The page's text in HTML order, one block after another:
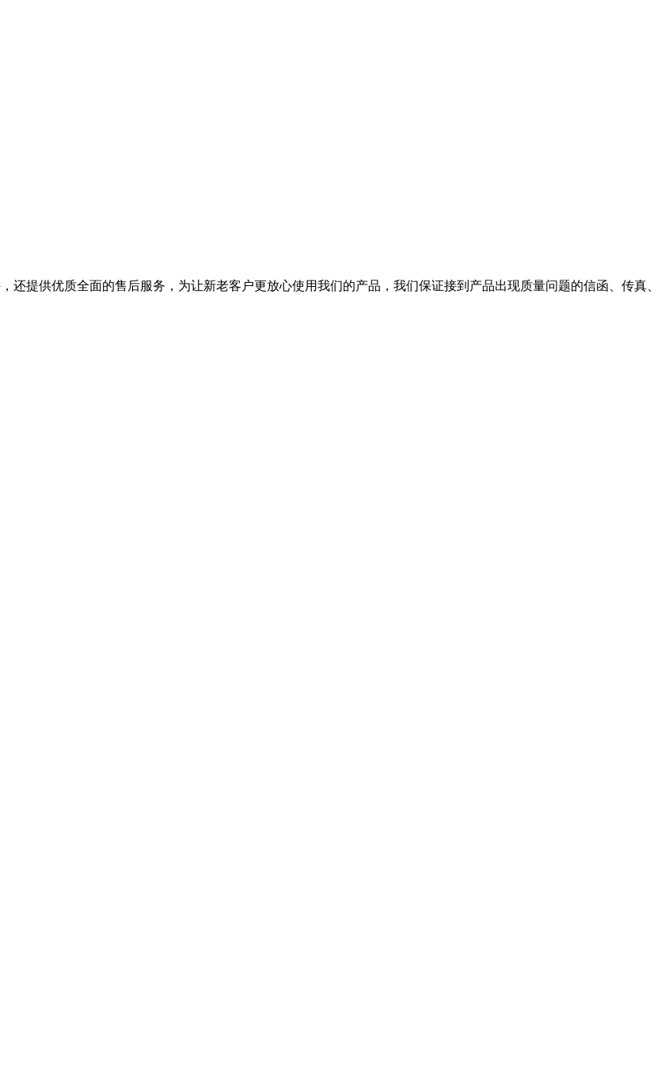
还提供优质全面的售后服务，为让新老客户更放心使用我们的产品，我们保证接到产品出现质量问题的信函、传真、